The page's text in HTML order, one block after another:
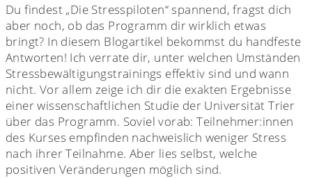
Du findest „Die Stresspiloten“ spannend, fragst dich
aber noch, ob das Programm dir wirklich etwas
bringt? In diesem Blogartikel bekommst du handfeste
Antworten! Ich verrate dir, unter welchen Umständen
Stressbewältigungstrainings effektiv sind und wann
nicht. Vor allem zeige ich dir die exakten Ergebnisse
einer wissenschaftlichen Studie der Universität Trier
über das Programm. Soviel vorab: Teilnehmer:innen
des Kurses empfinden nachweislich weniger Stress
nach ihrer Teilnahme. Aber lies selbst, welche
positiven Veränderungen möglich sind.